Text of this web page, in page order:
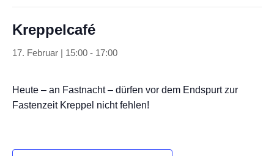
Kreppelcafé
17. Februar | 15:00 - 17:00
Heute – an Fastnacht – dürfen vor dem Endspurt zur
Fastenzeit Kreppel nicht fehlen!